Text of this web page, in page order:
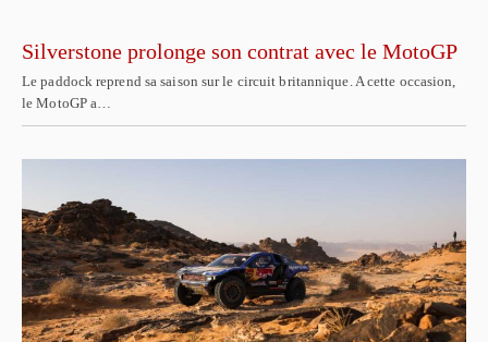
Silverstone prolonge son contrat avec le MotoGP
Le paddock reprend sa saison sur le circuit britannique. A cette occasion,
le MotoGP a…